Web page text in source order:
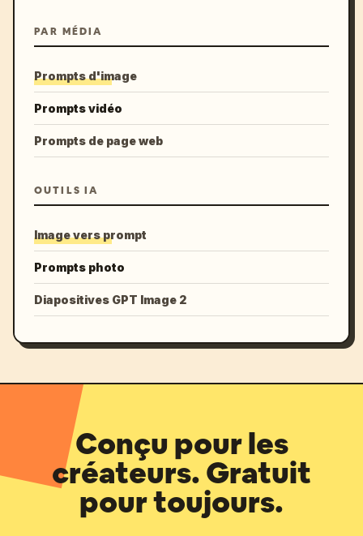
PAR MÉDIA
Prompts d'image
Prompts vidéo
Prompts de page web
OUTILS IA
Image vers prompt
Prompts photo
Diapositives GPT Image 2
Conçu pour les
créateurs. Gratuit
pour toujours.